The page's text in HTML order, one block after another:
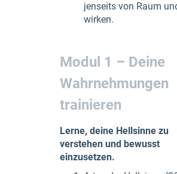
jenseits von Raum
wirken.
Modul 1 – Deine
Wahrnehmungen
trainieren
Lerne, deine Hellsinne zu
verstehen und bewusst
einzusetzen.